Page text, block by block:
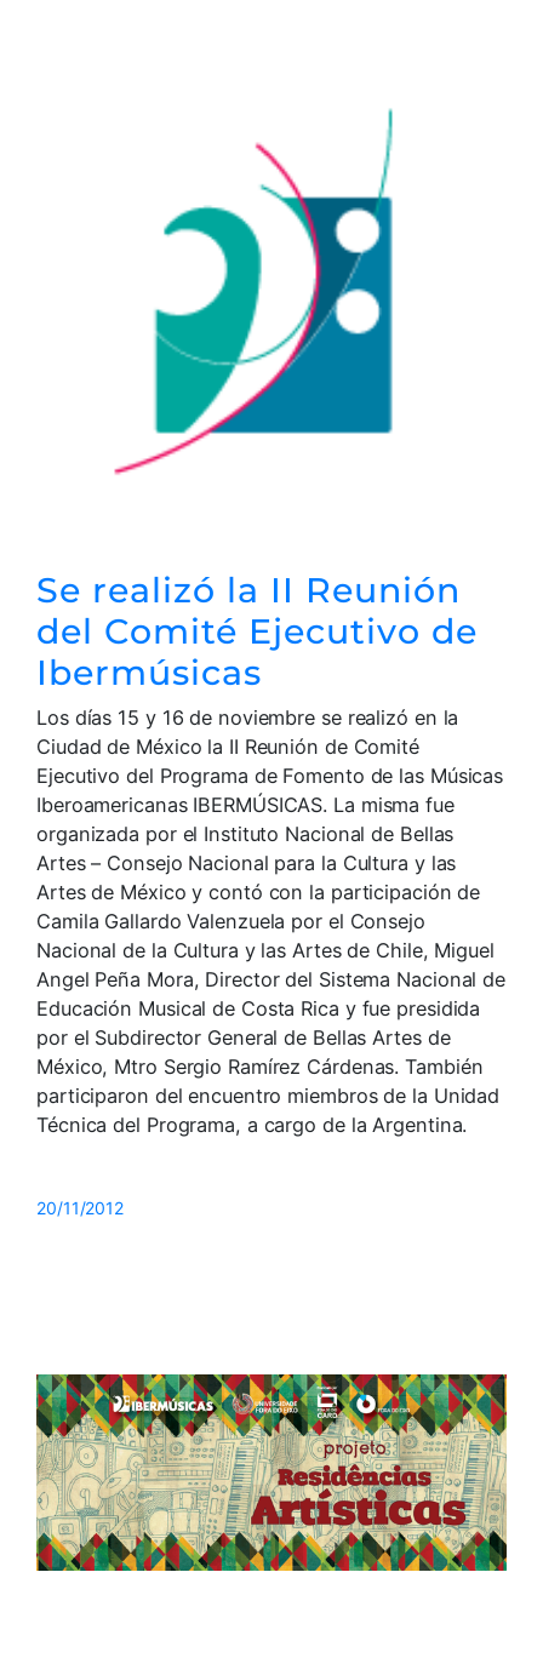
Se realizó la II Reunión
del Comité Ejecutivo de
Ibermúsicas
Los días 15 y 16 de noviembre se realizó en la
Ciudad de México la II Reunión de Comité
Ejecutivo del Programa de Fomento de las Músicas
Iberoamericanas IBERMÚSICAS. La misma fue
organizada por el Instituto Nacional de Bellas
Artes – Consejo Nacional para la Cultura y las
Artes de México y contó con la participación de
Camila Gallardo Valenzuela por el Consejo
Nacional de la Cultura y las Artes de Chile, Miguel
Angel Peña Mora, Director del Sistema Nacional de
Educación Musical de Costa Rica y fue presidida
por el Subdirector General de Bellas Artes de
México, Mtro Sergio Ramírez Cárdenas. También
participaron del encuentro miembros de la Unidad
Técnica del Programa, a cargo de la Argentina.
20/11/2012